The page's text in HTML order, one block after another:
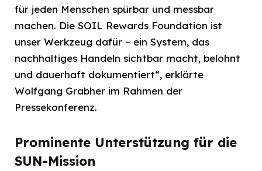
für jeden Menschen spürbar und messbar
machen. Die SOIL Rewards Foundation ist
unser Werkzeug dafür – ein System, das
nachhaltiges Handeln sichtbar macht, belohnt
und dauerhaft dokumentiert“, erklärte
Wolfgang Grabher im Rahmen der
Pressekonferenz.
Prominente Unterstützung für die
SUN-Mission